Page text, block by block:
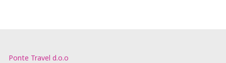
Ponte Travel d.o.o